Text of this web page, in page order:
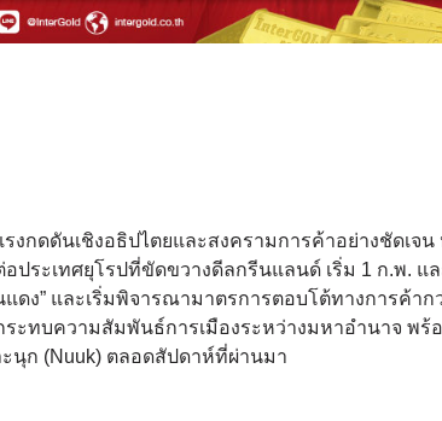
กดดันเชิงอธิปไตยและสงครามการค้าอย่างชัดเจน
ประเทศยุโรปที่ขัดขวางดีลกรีนแลนด์ เริ่ม 1 ก.พ. แ
ดง” และเริ่มพิจารณามาตรการตอบโต้ทางการค้า
ะทบความสัมพันธ์การเมืองระหว่างมหาอำนาจ พร้
ะนุก (Nuuk) ตลอดสัปดาห์ที่ผ่านมา